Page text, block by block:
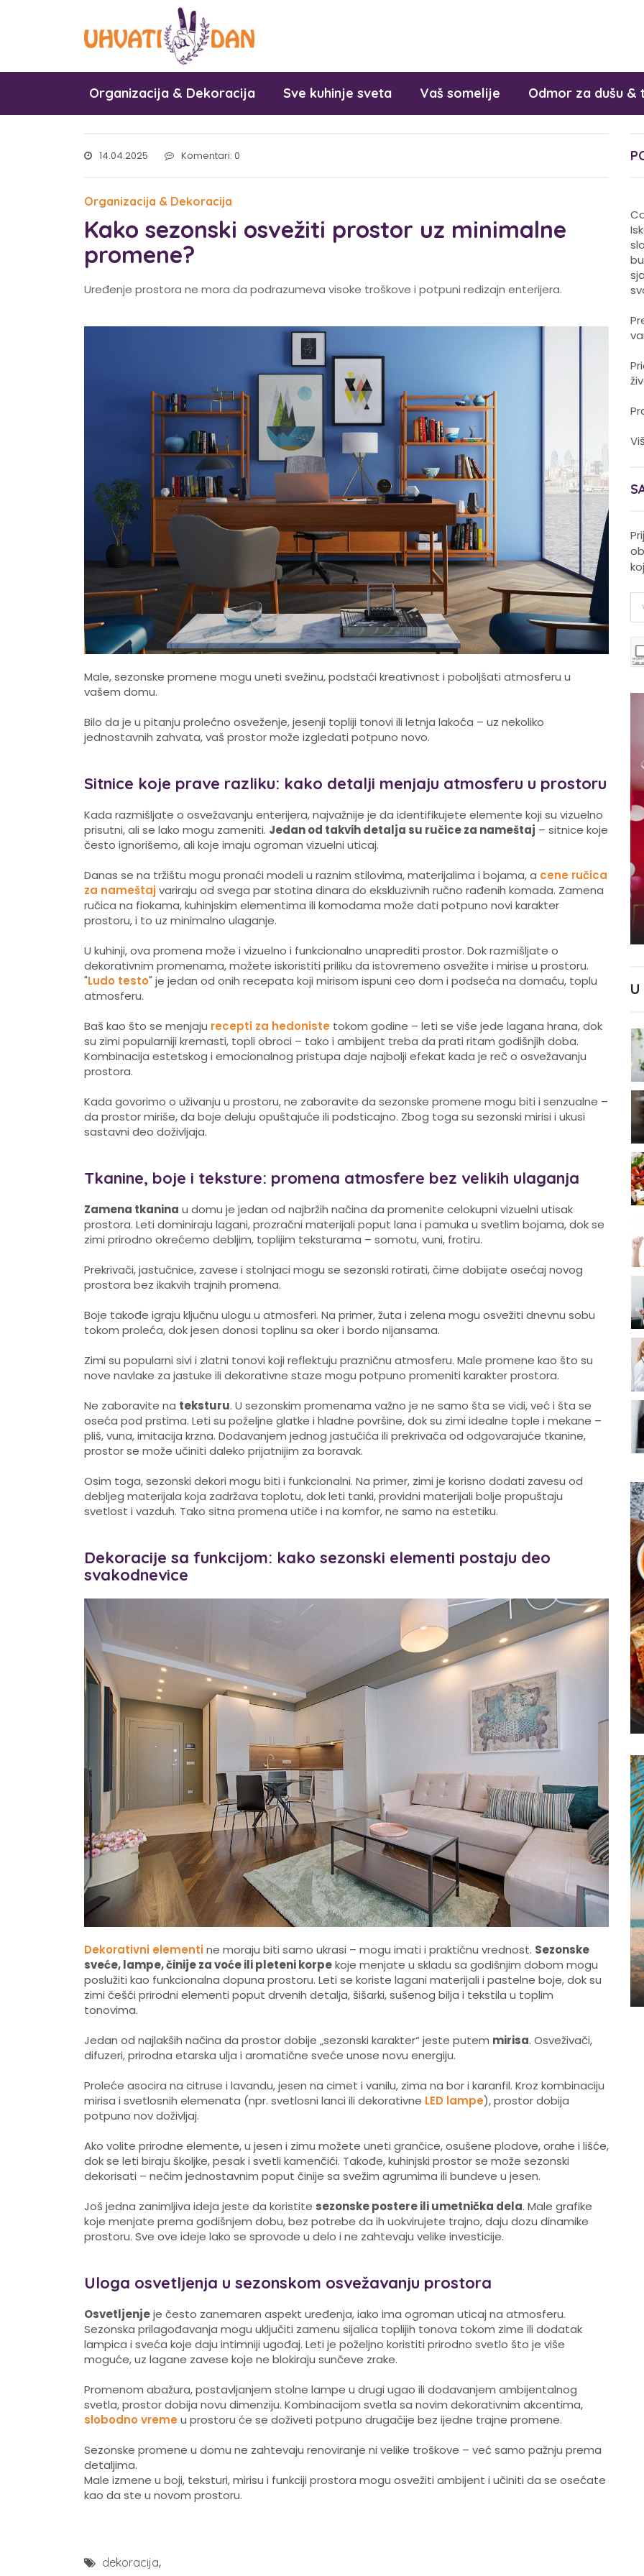
Organizacija & Dekoracija Sve kuhinje sveta Vaš somelije Odmor za dušu &
14.04.2025 Komentari: 0
Organizacija & Dekoracija
Kako sezonski osvežiti prostor uz minimalne
promene?
Uređenje prostora ne mora da podrazumeva visoke troškove i potpuni redizajn enterijera.
Male, sezonske promene mogu uneti svežinu, podstaći kreativnost i poboljšati atmosferu u
vašem domu.
Bilo da je u pitanju prolećno osveženje, jesenji topliji tonovi ili letnja lakoća – uz nekoliko
jednostavnih zahvata, vaš prostor može izgledati potpuno novo.
Sitnice koje prave razliku: kako detalji menjaju atmosferu u prostoru
Kada razmišljate o osvežavanju enterijera, najvažnije je da identifikujete elemente koji su vizuelno
prisutni, ali se lako mogu zameniti. Jedan od takvih detalja su ručice za nameštaj – sitnice koje
često ignorišemo, ali koje imaju ogroman vizuelni uticaj.
Danas se na tržištu mogu pronaći modeli u raznim stilovima, materijalima i bojama, a cene ručica
za nameštajvariraju od svega par stotina dinara do ekskluzivnih ručno rađenih komada. Zamena
ručica na fiokama, kuhinjskim elementima ili komodama može dati potpuno novi karakter
prostoru, i to uz minimalno ulaganje.
U kuhinji, ova promena može i vizuelno i funkcionalno unaprediti prostor. Dok razmišljate o
dekorativnim promenama, možete iskoristiti priliku da istovremeno osvežite i mirise u prostoru.
"Ludo testo" je jedan od onih recepata koji mirisom ispuni ceo dom i podseća na domaću, toplu
atmosferu.
Baš kao što se menjaju recepti za hedoniste tokom godine – leti se više jede lagana hrana, dok
su zimi popularniji kremasti, topli obroci – tako i ambijent treba da prati ritam godišnjih doba.
Kombinacija estetskog i emocionalnog pristupa daje najbolji efekat kada je reč o osvežavanju
prostora.
Kada govorimo o uživanju u prostoru, ne zaboravite da sezonske promene mogu biti i senzualne –
da prostor miriše, da boje deluju opuštajuće ili podsticajno. Zbog toga su sezonski mirisi i ukusi
sastavni deo doživljaja.
Tkanine, boje i teksture: promena atmosfere bez velikih ulaganja
Zamena tkanina u domu je jedan od najbržih načina da promenite celokupni vizuelni utisak
prostora. Leti dominiraju lagani, prozračni materijali poput lana i pamuka u svetlim bojama, dok se
zimi prirodno okrećemo debljim, toplijim teksturama – somotu, vuni, frotiru.
Prekrivači, jastučnice, zavese i stolnjaci mogu se sezonski rotirati, čime dobijate osećaj novog
prostora bez ikakvih trajnih promena.
Boje takođe igraju ključnu ulogu u atmosferi. Na primer, žuta i zelena mogu osvežiti dnevnu sobu
tokom proleća, dok jesen donosi toplinu sa oker i bordo nijansama.
Zimi su popularni sivi i zlatni tonovi koji reflektuju prazničnu atmosferu. Male promene kao što su
nove navlake za jastuke ili dekorativne staze mogu potpuno promeniti karakter prostora.
Ne zaboravite na teksturu. U sezonskim promenama važno je ne samo šta se vidi, već i šta se
oseća pod prstima. Leti su poželjne glatke i hladne površine, dok su zimi idealne tople i mekane –
pliš, vuna, imitacija krzna. Dodavanjem jednog jastučića ili prekrivača od odgovarajuće tkanine,
prostor se može učiniti daleko prijatnijim za boravak.
Osim toga, sezonski dekori mogu biti i funkcionalni. Na primer, zimi je korisno dodati zavesu od
debljeg materijala koja zadržava toplotu, dok leti tanki, providni materijali bolje propuštaju
svetlost i vazduh. Tako sitna promena utiče i na komfor, ne samo na estetiku.
Dekoracije sa funkcijom: kako sezonski elementi postaju deo
svakodnevice
Dekorativni elementine moraju biti samo ukrasi – mogu imati i praktičnu vrednost. Sezonske
sveće, lampe, činije za voće ili pleteni korpekoje menjate u skladu sa godišnjim dobom mogu
poslužiti kao funkcionalna dopuna prostoru. Leti se koriste lagani materijali i pastelne boje, dok su
zimi češći prirodni elementi poput drvenih detalja, šišarki, sušenog bilja i tekstila u toplim
tonovima.
Jedan od najlakših načina da prostor dobije „sezonski karakter“ jeste putem mirisa. Osveživači,
difuzeri, prirodna etarska ulja i aromatične sveće unose novu energiju.
Proleće asocira na citruse i lavandu, jesen na cimet i vanilu, zima na bor i karanfil. Kroz kombinaciju
mirisa i svetlosnih elemenata (npr. svetlosni lanci ili dekorativne LED lampe), prostor dobija
potpuno nov doživljaj.
Ako volite prirodne elemente, u jesen i zimu možete uneti grančice, osušene plodove, orahe i lišće,
dok se leti biraju školjke, pesak i svetli kamenčići. Takođe, kuhinjski prostor se može sezonski
dekorisati – nečim jednostavnim poput činije sa svežim agrumima ili bundeve u jesen.
Još jedna zanimljiva ideja jeste da koristite sezonske postere ili umetnička dela. Male grafike
koje menjate prema godišnjem dobu, bez potrebe da ih uokvirujete trajno, daju dozu dinamike
prostoru. Sve ove ideje lako se sprovode u delo i ne zahtevaju velike investicije.
Uloga osvetljenja u sezonskom osvežavanju prostora
Osvetljenjeje često zanemaren aspekt uređenja, iako ima ogroman uticaj na atmosferu.
Sezonska prilagođavanja mogu uključiti zamenu sijalica toplijih tonova tokom zime ili dodatak
lampica i sveća koje daju intimniji ugođaj. Leti je poželjno koristiti prirodno svetlo što je više
moguće, uz lagane zavese koje ne blokiraju sunčeve zrake.
Promenom abažura, postavljanjem stolne lampe u drugi ugao ili dodavanjem ambijentalnog
svetla, prostor dobija novu dimenziju. Kombinacijom svetla sa novim dekorativnim akcentima,
slobodno vremeu prostoru će se doživeti potpuno drugačije bez ijedne trajne promene.
Sezonske promene u domu ne zahtevaju renoviranje ni velike troškove – već samo pažnju prema
detaljima.
Male izmene u boji, teksturi, mirisu i funkciji prostora mogu osvežiti ambijent i učiniti da se osećate
kao da ste u novom prostoru.
dekoracija,
U